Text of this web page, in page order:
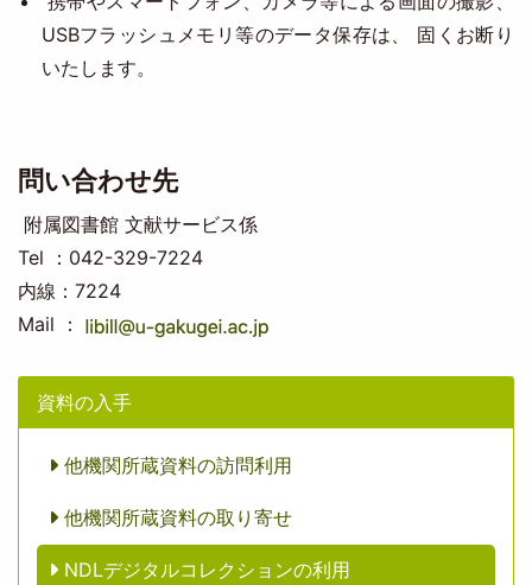
USBフラッシュメモリ等のデータ保存は、 固くお断り
いたします。
問い合わせ先
附属図書館 文献サービス係
Tel ：042-329-7224
内線：7224
Mail ：
資料の入手
他機関所蔵資料の訪問利用
他機関所蔵資料の取り寄せ
NDLデジタルコレクションの利用